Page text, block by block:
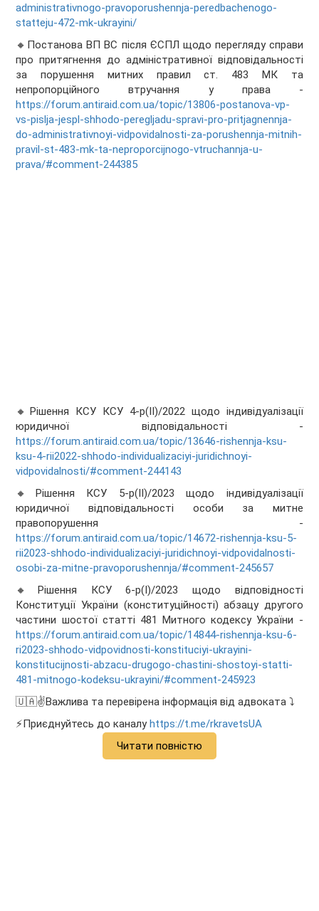
administrativnogo-pravoporushennja-peredbachenogo-
statteju-472-mk-ukrayini/
🔸Постанова ВП ВС після ЄСПЛ щодо перегляду справи
про притягнення до адміністративної відповідальності
за порушення митних правил ст. 483 МК та
непропорційного втручання у права -
https://forum.antiraid.com.ua/topic/13806-postanova-vp-
vs-pislja-jespl-shhodo-peregljadu-spravi-pro-pritjagnennja-
do-administrativnoyi-vidpovidalnosti-za-porushennja-mitnih-
pravil-st-483-mk-ta-neproporcijnogo-vtruchannja-u-
prava/#comment-244385
🔸Рішення КСУ КСУ 4-р(ІІ)/2022 щодо індивідуалізації
юридичної відповідальності -
https://forum.antiraid.com.ua/topic/13646-rishennja-ksu-
ksu-4-rii2022-shhodo-individualizaciyi-juridichnoyi-
vidpovidalnosti/#comment-244143
🔸Рішення КСУ 5-р(ІІ)/2023 щодо індивідуалізації
юридичної відповідальності особи за митне
правопорушення -
https://forum.antiraid.com.ua/topic/14672-rishennja-ksu-5-
rii2023-shhodo-individualizaciyi-juridichnoyi-vidpovidalnosti-
osobi-za-mitne-pravoporushennja/#comment-245657
🔸Рішення КСУ 6-р(І)/2023 щодо відповідності
Конституції України (конституційності) абзацу другого
частини шостої статті 481 Митного кодексу України -
https://forum.antiraid.com.ua/topic/14844-rishennja-ksu-6-
ri2023-shhodo-vidpovidnosti-konstituciyi-ukrayini-
konstitucijnosti-abzacu-drugogo-chastini-shostoyi-statti-
481-mitnogo-kodeksu-ukrayini/#comment-245923
🇺🇦✌️Важлива та перевірена інформація від адвоката ⤵️
⚡️Приєднуйтесь до каналуhttps://t.me/rkravetsUA
Читати повністю